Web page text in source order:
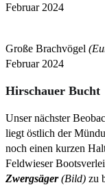
Februar 2024
Große Brachvögel
Februar 2024
Hirschauer Bucht
Unser nächster
liegt östlich der
noch einen kurzen
Feldwieser
Zwergsäger(Bild) zu